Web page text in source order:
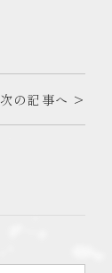
次の記事へ >